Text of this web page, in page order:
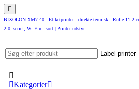
BIXOLON XM7-40 - Etiketprinter - direkte termisk - Rulle 11,2
2.0, seriel, Wi-Fin - sort | Printer udstyr
Kategorier